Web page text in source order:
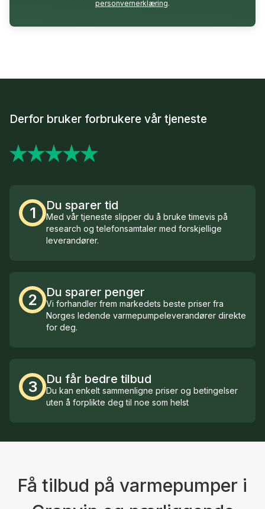
personvernerklæring.
Derfor bruker forbrukere vår tjeneste
1 Du sparer tid
Med vår tjeneste slipper du å bruke timevis på
research og telefonsamtaler med forskjellige
leverandører.
2 Du sparer penger
Vi forhandler frem markedets beste priser fra
Norges ledende varmepumpeleverandører direkte
for deg.
3 Du får bedre tilbud
Du kan enkelt sammenligne priser og betingelser
uten å forplikte deg til noe som helst
Få tilbud på varmepumper i